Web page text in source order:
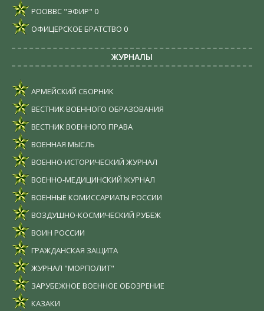
РООВВС "ЭФИР" 0
ОФИЦЕРСКОЕ БРАТСТВО 0
ЖУРНАЛЫ
АРМЕЙСКИЙ СБОРНИК
ВЕСТНИК ВОЕННОГО ОБРАЗОВАНИЯ
ВЕСТНИК ВОЕННОГО ПРАВА
ВОЕННАЯ МЫСЛЬ
ВОЕННО-ИСТОРИЧЕСКИЙ ЖУРНАЛ
ВОЕННО-МЕДИЦИНСКИЙ ЖУРНАЛ
ВОЕННЫЕ КОМИССАРИАТЫ РОССИИ
ВОЗДУШНО-КОСМИЧЕСКИЙ РУБЕЖ
ВОИН РОССИИ
ГРАЖДАНСКАЯ ЗАЩИТА
ЖУРНАЛ "МОРПОЛИТ"
ЗАРУБЕЖНОЕ ВОЕННОЕ ОБОЗРЕНИЕ
КАЗАКИ